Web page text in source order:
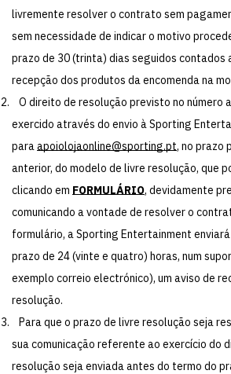
livremente resolver o contrato sem
sem necessidade de indicar o motivo
prazo de 30 (trinta) dias seguidos contados
recepção dos produtos da encomenda na
O direito de resolução previsto no número
exercido através do envio à Sporting
para apoiolojaonline@sporting.pt, no prazo
anterior, do modelo de livre resolução, que
clicando em FORMULÁRIO, devidamente
comunicando a vontade de resolver o
formulário, a Sporting Entertainment
prazo de 24 (vinte e quatro) horas, num
exemplo correio electrónico), um aviso de
resolução.
Para que o prazo de livre resolução seja
sua comunicação referente ao exercício do
resolução seja enviada antes do termo do